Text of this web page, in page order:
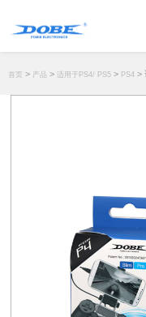
资讯
首页 > 产品 > 适用于PS4/ PS5 > PS4 >